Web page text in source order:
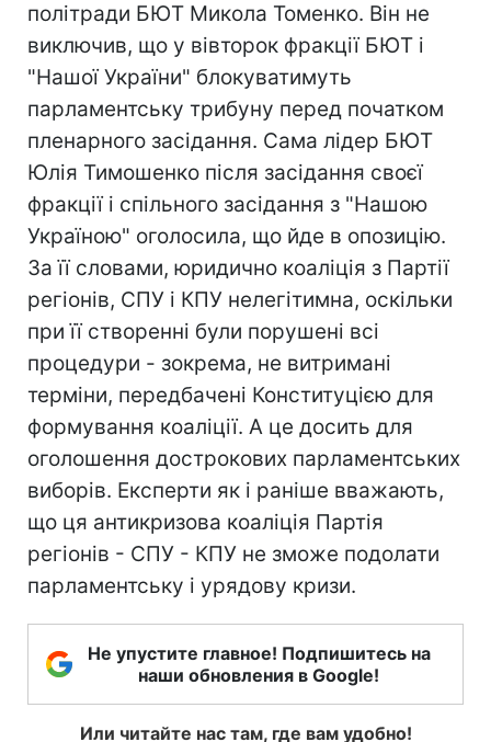
політради БЮТ Микола Томенко. Він не
виключив, що у вівторок фракції БЮТ і
"Нашої України" блокуватимуть
парламентську трибуну перед початком
пленарного засідання. Сама лідер БЮТ
Юлія Тимошенко після засідання своєї
фракції і спільного засідання з "Нашою
Україною" оголосила, що йде в опозицію.
За її словами, юридично коаліція з Партії
регіонів, СПУ і КПУ нелегітимна, оскільки
при її створенні були порушені всі
процедури - зокрема, не витримані
терміни, передбачені Конституцією для
формування коаліції. А це досить для
оголошення дострокових парламентських
виборів. Експерти як і раніше вважають,
що ця антикризова коаліція Партія
регіонів - СПУ - КПУ не зможе подолати
парламентську і урядову кризи.
Не упустите главное! Подпишитесь на
наши обновления в Google!
Или читайте нас там, где вам удобно!